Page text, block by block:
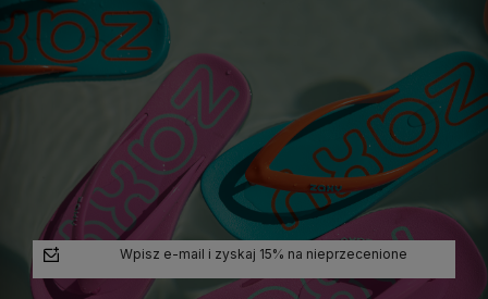
Wpisz e-mail i zyskaj 15% na nieprzecenione